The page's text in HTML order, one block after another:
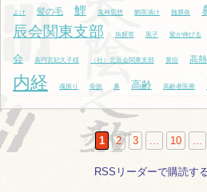
よけ 髪の毛 鯉 鬼神思想 鯛茶漬け 髄膜炎
辰会関東支部
魚腥草 黒子 髪が伸びる
会 高円宮妃久子様 （社）北辰会関東支部 黄疸 高熱
内経
魂振り 骨折 鼻 高齢 高齢者医療
驚 骨度篇 （社）北辰会 鯛 鳥
1 2 3 ... 10 ...
RSSリーダーで購読す